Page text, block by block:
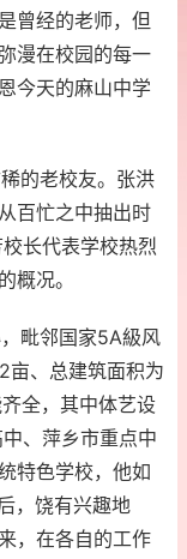
曾经的老师，但
漫在校园的每一
今天的麻山中学
的老校友。张洪
百忙之中抽出时
长代表学校热烈
概况。
毗邻国家5A級风
亩、总建筑面积为
全，其中体艺设
、萍乡市重点中
特色学校，他如
，饶有兴趣地
，在各自的工作